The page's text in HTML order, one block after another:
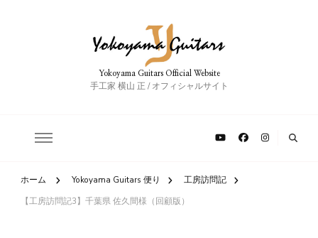
Yokoyama Guitars Official Website
手工家 横山 正 / オフィシャルサイト
ホーム Yokoyama Guitars 便り
工房訪問記
【工房訪問記3】千葉県 佐久間様（回顧版）